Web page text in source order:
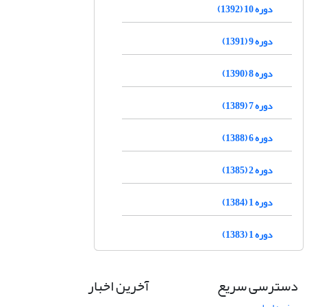
دوره 10 (1392)
دوره 9 (1391)
دوره 8 (1390)
دوره 7 (1389)
دوره 6 (1388)
دوره 2 (1385)
دوره 1 (1384)
دوره 1 (1383)
دسترسی سریع آخرین اخبار